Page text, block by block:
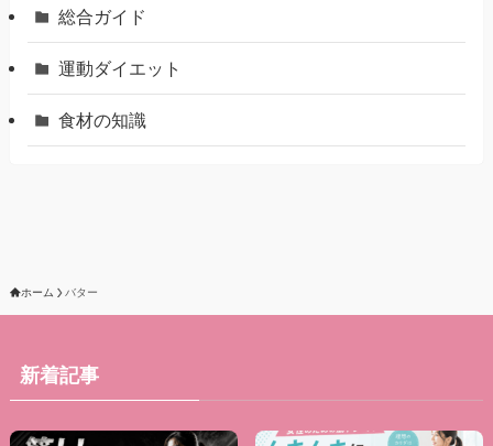
総合ガイド
運動ダイエット
食材の知識
ホーム バター
新着記事